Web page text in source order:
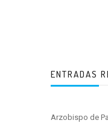
ENTRADAS
Arzobispo de